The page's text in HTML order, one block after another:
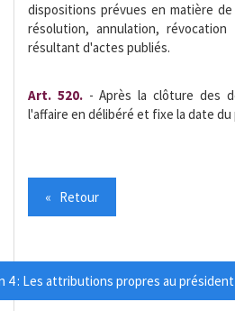
dispositions prévues en matière
résolution, annulation,
résultant d'actes publiés.
Art. 520.- Après la clôture des
l'affaire en délibéré et fixe la date
« Retour
4 : Les attributions propres au